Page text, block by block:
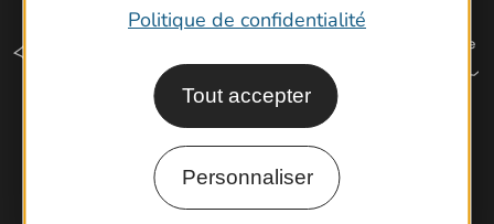
Politique de confidentialité
Tout accepter
Personnaliser
Comment venir ?